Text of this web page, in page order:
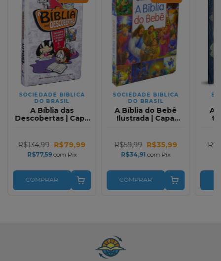
SOCIEDADE BIBLICA
DO BRASIL
A Bíblia das
Descobertas | Capa
R$134,99 R$79,99
R$77,59com Pix
COMPRAR
SOCIEDADE BIBLICA
DO BRASIL
A Bíblia do Bebê
Ilustrada | Capa
R$59,99 R$35,99
R$34,91com Pix
COMPRAR
A